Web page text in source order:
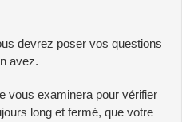
devrez poser vos questions
avez.
vous examinera pour vérifier
long et fermé, que votre